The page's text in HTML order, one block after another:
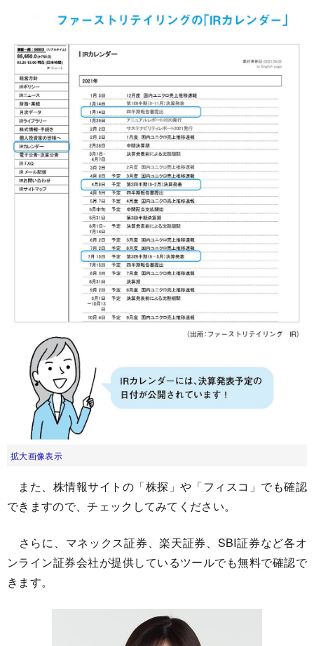
拡大画像表示
また、株情報サイトの「株探」や「フィスコ」でも確認
できますので、チェックしてみてください。
さらに、マネックス証券、楽天証券、SBI証券など各オ
ンライン証券会社が提供しているツールでも無料で確認で
きます。